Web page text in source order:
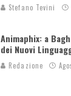
Stefano Tevini
Animaphix: a
dei Nuovi
Redazione